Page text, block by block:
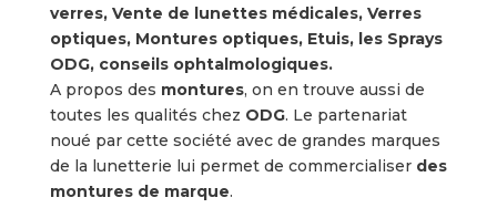
verres, Vente de lunettes médicales, Verres
optiques, Montures optiques, Etuis, les Sprays
ODG, conseils ophtalmologiques.
A propos des montures, on en trouve aussi de
toutes les qualités chez ODG. Le partenariat
noué par cette société avec de grandes marques
de la lunetterie lui permet de commercialiser des
montures de marque.